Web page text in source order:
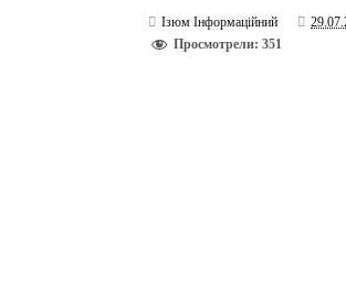
Ізюм Інформаційний
Просмотрели: 351